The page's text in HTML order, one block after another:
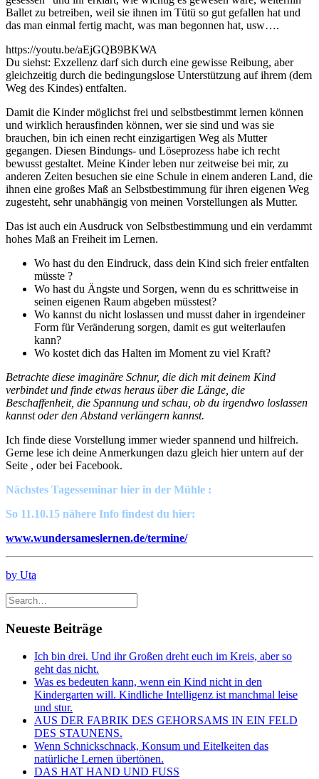
Ballet zu betreiben, weil sie ihnen im Tütü so gut gefallen hat und
das man einmal fertig macht, was man begonnen hat, usw….
https://youtu.be/aEjGQB9BKWA
Du siehst: Exzellenz darf sich durch eine gewisse Reibung, aber
gleichzeitig durch die bedingungslose Unterstützung auf ihrem (dem
Weg des Kindes) entfalten.
Damit die Kinder möglichst frei und selbstbestimmt lernen können
und wirklich herausfinden können, wer sie sind und was sie
brauchen, bin ich einen recht einzigartigen Weg als Mutter
gegangen. Diesen Bindungs- und Löseprozess habe ich recht
bewusst gestaltet. Meine Kinder leben nur zeitweise bei mir, zu
anderen Zeiten besuchen sie eine Schule in einem anderen Land, die
ihnen eine großes Maß an Selbstbestimmung für ihren eigenen Weg
zugesteht, sehr unabhängig von meinen Vorstellungen als Mutter.
Das ist auch ein Ausdruck von Selbstbestimmung und ein verdammt
hohes Maß an Freiheit im Lernen.
Wo hast du den Eindruck, dass dein Kind sich freier entfalten
müsste ?
Wo hast du Ängste und Sorgen, wenn du es schrittweise in
seinen eigenen Raum abgeben müsstest?
Wo kannst du nicht loslassen und musst daher in irgendeiner
Form für Veränderung sorgen, damit es gut weiterlaufen
kann?
Wo kostet dich das Halten im Moment zu viel Kraft?
Betrachte diese imaginäre Schnur, die dich mit deinem Kind
verbindet und finde etwas heraus über die Länge, die
Beschaffenheit, die Spannung und schau, ob du irgendwo loslassen
kannst oder den Abstand verlängern kannst.
Ich finde diese Vorstellung immer wieder spannend und hilfreich.
Gerne lese ich deine Anmerkungen dazu gleich hier untern auf der
Seite , oder bei Facebook.
Nächstes Tagesseminar hier in der Mühle :
So 11.10.15 nähere Info findest du hier:
www.wundersameslernen.de/termine/
by Uta
Neueste Beiträge
Ich bin drei. Und ihr Großen dreht euch im Kreis, aber so
geht das nicht.
Was es bedeuten kann, wenn ein Kind nicht in den
Kindergarten will. Kindliche Intelligenz ist manchmal leise
und stur.
AUS DER FABRIK DES GEHORSAMS IN EIN FELD
DES STAUNENS.
Wenn Schnickschnack, Konsum und Eitelkeiten das
natürliche Lernen übertönen.
DAS HAT HAND UND FUSS